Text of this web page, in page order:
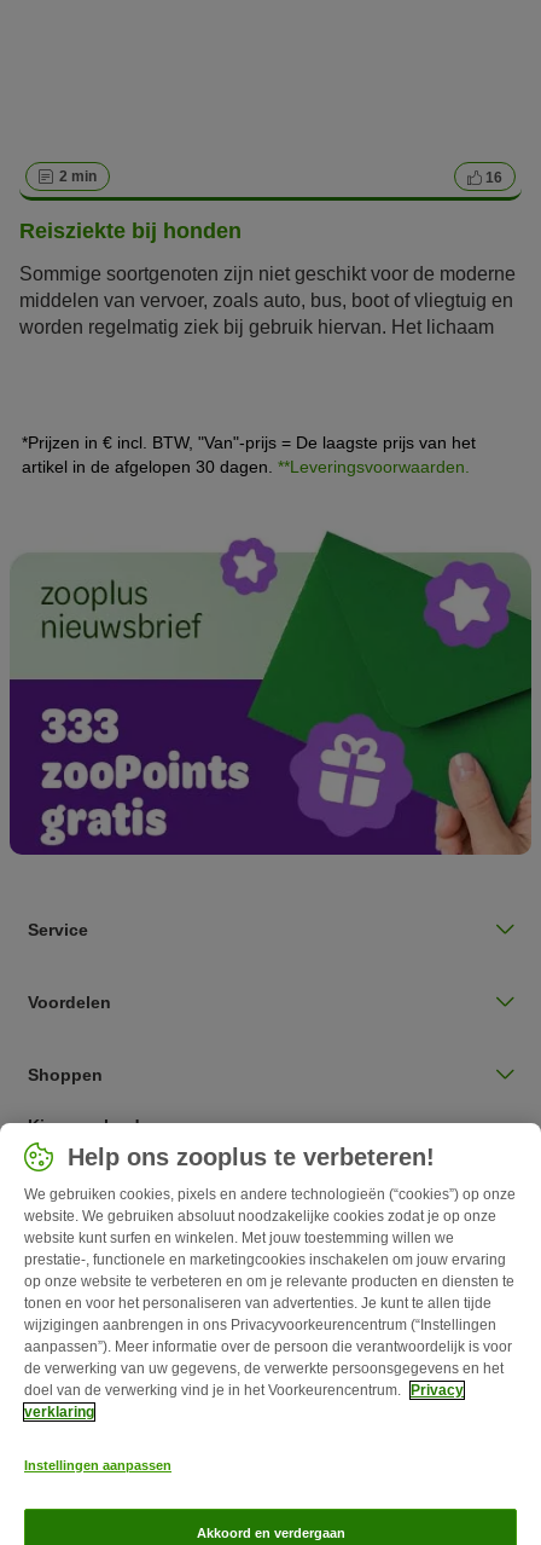
2 min 16
Reisziekte bij honden
Sommige soortgenoten zijn niet geschikt voor de moderne
middelen van vervoer, zoals auto, bus, boot of vliegtuig en
worden regelmatig ziek bij gebruik hiervan. Het lichaam
honden.
*Prijzen in € incl. BTW, "Van"-prijs = De laagste prijs van het
artikel in de afgelopen 30 dagen. **Leveringsvoorwaarden.
Service
Voordelen
Shoppen
Kies een land
Nederlands / NL
Follow zooplus
Over zooplus Carrière
Levertijd & Verzendkosten
Klantenservice Betaalmethoden
Affiliate
Privacy Verklaring Opt-out
Help ons zooplus te verbeteren!
We gebruiken cookies, pixels en andere technologieën (“cookies”) op onze
website. We gebruiken absoluut noodzakelijke cookies zodat je op onze
website kunt surfen en winkelen. Met jouw toestemming willen we
prestatie-, functionele en marketingcookies inschakelen om jouw ervaring
op onze website te verbeteren en om je relevante producten en diensten te
tonen en voor het personaliseren van advertenties. Je kunt te allen tijde
wijzigingen aanbrengen in ons Privacyvoorkeurencentrum (“Instellingen
aanpassen”). Meer informatie over de persoon die verantwoordelijk is voor
de verwerking van uw gegevens, de verwerkte persoonsgegevens en het
doel van de verwerking vind je in het Voorkeurencentrum.
Privacy
verklaring
Instellingen aanpassen
Akkoord en verdergaan